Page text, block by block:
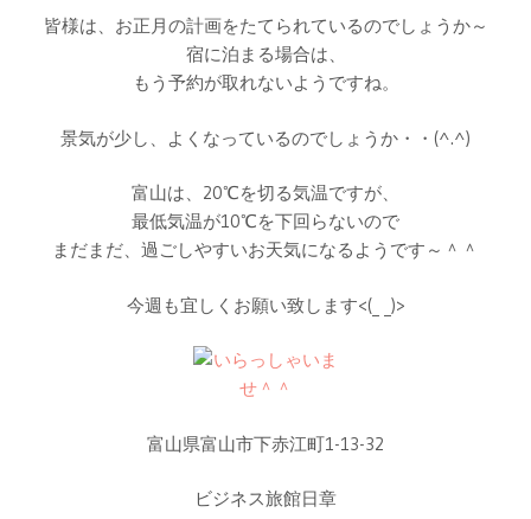
皆様は、お正月の計画をたてられているのでしょうか～
宿に泊まる場合は、
もう予約が取れないようですね。
景気が少し、よくなっているのでしょうか・・(^.^)
富山は、20℃を切る気温ですが、
最低気温が10℃を下回らないので
まだまだ、過ごしやすいお天気になるようです～＾＾
今週も宜しくお願い致します<(_ _)>
富山県富山市下赤江町1-13-32
ビジネス旅館日章